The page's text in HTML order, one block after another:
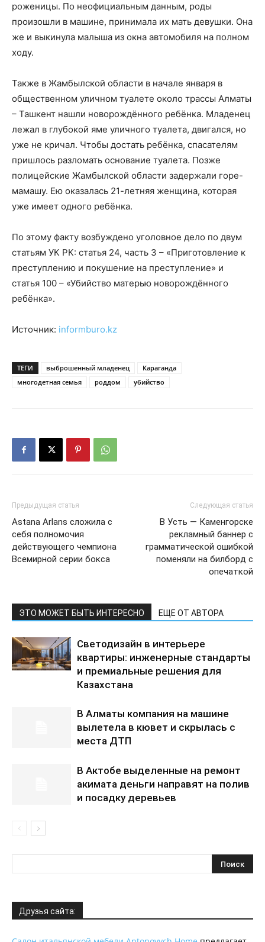
роженицы. По неофициальным данным, роды
произошли в машине, принимала их мать девушки. Она
же и выкинула малыша из окна автомобиля на полном
ходу.
Также в Жамбылской области в начале января в
общественном уличном туалете около трассы Алматы
– Ташкент нашли новорождённого ребёнка. Младенец
лежал в глубокой яме уличного туалета, двигался, но
уже не кричал. Чтобы достать ребёнка, спасателям
пришлось разломать основание туалета. Позже
полицейские Жамбылской области задержали горе-
мамашу. Ею оказалась 21-летняя женщина, которая
уже имеет одного ребёнка.
По этому факту возбуждено уголовное дело по двум
статьям УК РК: статья 24, часть 3 – «Приготовление к
преступлению и покушение на преступление» и
статья 100 – «Убийство матерью новорождённого
ребёнка».
Источник: informburo.kz
ТЕГИ выброшенный младенец
Караганда
многодетная семья
роддом убийство
Предыдущая статья
Astana Arlans сложила с
себя полномочия
действующего чемпиона
Всемирной серии бокса
Следующая статья
В Усть — Каменгорске
рекламный баннер с
грамматической ошибкой
поменяли на билборд с
опечаткой
ЭТО МОЖЕТ БЫТЬ ИНТЕРЕСНО ЕЩЕ ОТ АВТОРА
Светодизайн в интерьере
квартиры: инженерные стандарты
и премиальные решения для
Казахстана
В Алматы компания на машине
вылетела в кювет и скрылась с
места ДТП
В Актобе выделенные на ремонт
акимата деньги направят на полив
и посадку деревьев
Друзья сайта: